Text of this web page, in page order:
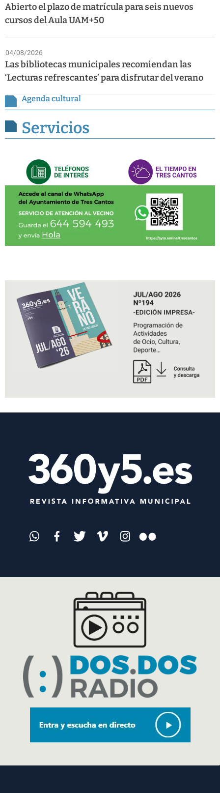
Abierto el plazo de matrícula para seis nuevos
cursos del Aula UAM+50
04/08/2026
Las bibliotecas municipales recomiendan las
‘Lecturas refrescantes’ para disfrutar del verano
Agenda cultural
Servicios